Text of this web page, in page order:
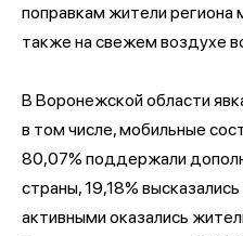
поправкам жители региона
также на свежем воздухе
В Воронежской области
в том числе, мобильные
80,07% поддержали
страны, 19,18%
активными оказались